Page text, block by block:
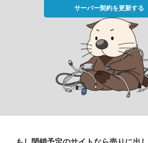
サーバー契約を更新する